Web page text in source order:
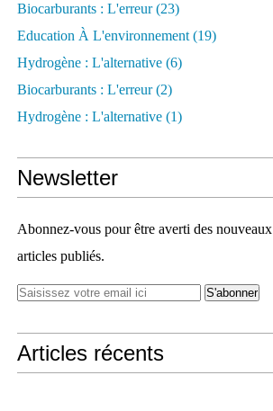
Biocarburants : L'erreur(23)
Education À L'environnement (19)
Hydrogène : L'alternative (6)
Biocarburants : L'erreur(2)
Hydrogène : L'alternative (1)
Newsletter
Abonnez-vous pour être averti des nouveaux
articles publiés.
Articles récents